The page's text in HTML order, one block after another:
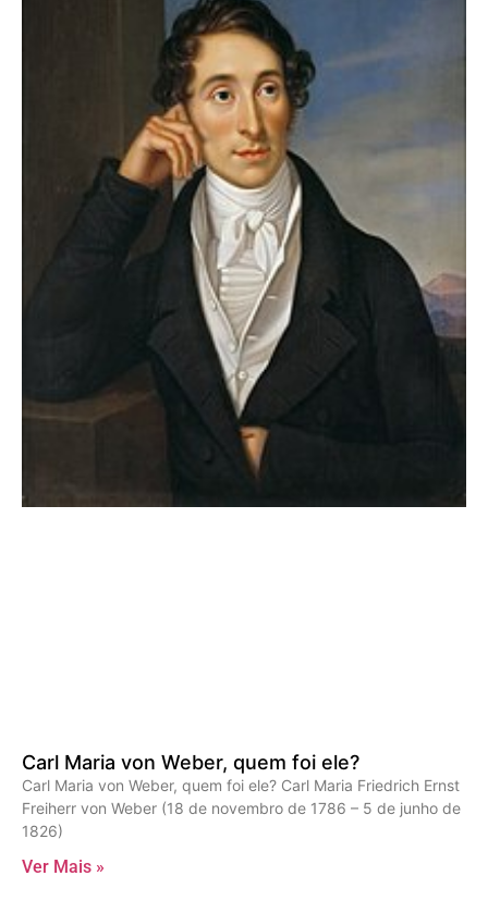
Carl Maria von Weber, quem foi ele?
Carl Maria von Weber, quem foi ele? Carl Maria Friedrich Ernst
Freiherr von Weber (18 de novembro de 1786 – 5 de junho de
1826)
Ver Mais »